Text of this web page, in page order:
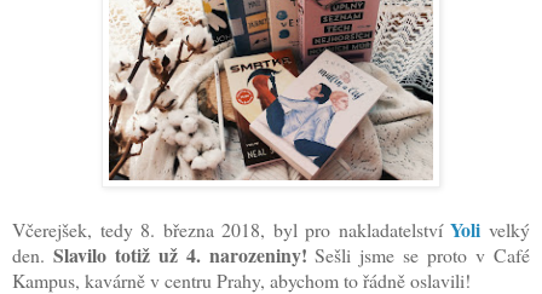
Včerejšek, tedy 8. března 2018, byl pro nakladatelstvíYoli velký
den. Slavilo totiž už 4. narozeniny! Sešli jsme se proto v Café
Kampus, kavárně v centru Prahy, abychom to řádně oslavili!